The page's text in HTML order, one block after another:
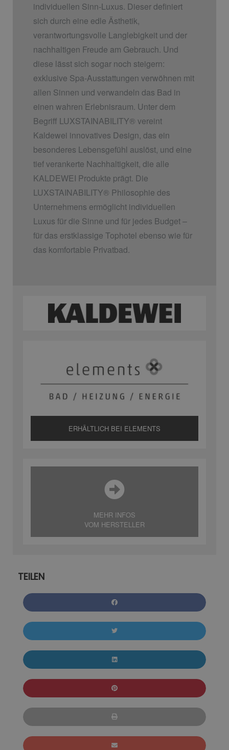
individuellen Sinn-Luxus. Dieser definiert
sich durch eine edle Ästhetik,
verantwortungsvolle Langlebigkeit und der
nachhaltigen Freude am Gebrauch. Und
diese lässt sich sogar noch steigern:
exklusive Spa-Ausstattungen verwöhnen mit
allen Sinnen und verwandeln das Bad in
einen wahren Erlebnisraum. Unter dem
Begriff LUXSTAINABILITY® vereint
Kaldewei innovatives Design, das ein
besonderes Lebensgefühl auslöst, und eine
tief verankerte Nachhaltigkeit, die alle
KALDEWEI Produkte prägt. Die
LUXSTAINABILITY® Philosophie des
Unternehmens ermöglicht individuellen
Luxus für die Sinne und für jedes Budget –
für das erstklassige Tophotel ebenso wie für
das komfortable Privatbad.
ERHÄLTLICH BEI ELEMENTS
MEHR INFOS
VOM HERSTELLER
TEILEN